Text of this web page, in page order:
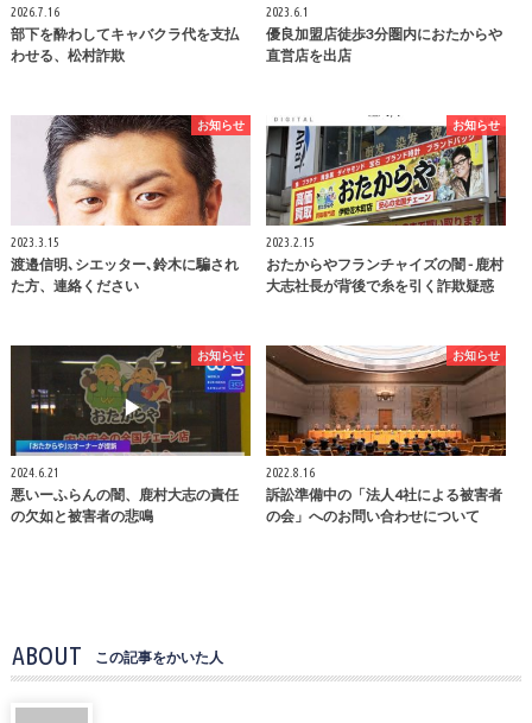
2026.7.16
部下を酔わしてキャバクラ代を支払
わせる、松村詐欺
2023.6.1
優良加盟店徒歩3分圏内におたからや
直営店を出店
お知らせ
2023.3.15
渡邉信明､シエッター､鈴木に騙され
た方、連絡ください
お知らせ
2023.2.15
おたからやフランチャイズの闇 - 鹿村
大志社長が背後で糸を引く詐欺疑惑
お知らせ
2024.6.21
悪いーふらんの闇、鹿村大志の責任
の欠如と被害者の悲鳴
お知らせ
2022.8.16
訴訟準備中の「法人4社による被害者
の会」へのお問い合わせについて
ABOUT この記事をかいた人